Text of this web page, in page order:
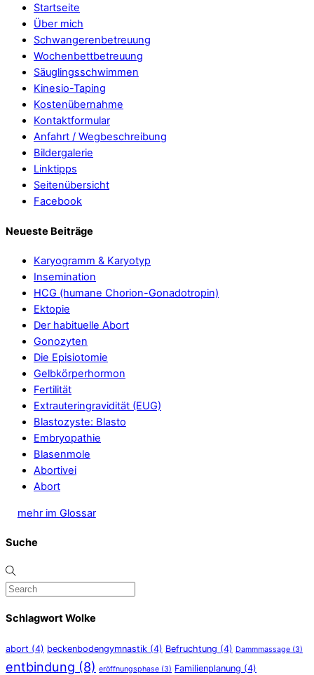
Startseite
Über mich
Schwangerenbetreuung
Wochenbettbetreuung
Säuglingsschwimmen
Kinesio-Taping
Kostenübernahme
Kontaktformular
Anfahrt / Wegbeschreibung
Bildergalerie
Linktipps
Seitenübersicht
Facebook
Neueste Beiträge
Karyogramm & Karyotyp
Insemination
HCG (humane Chorion-Gonadotropin)
Ektopie
Der habituelle Abort
Gonozyten
Die Episiotomie
Gelbkörperhormon
Fertilität
Extrauteringravidität (EUG)
Blastozyste: Blasto
Embryopathie
Blasenmole
Abortivei
Abort
mehr im Glossar
Suche
Schlagwort Wolke
abort (4) beckenbodengymnastik (4) Befruchtung (4) Dammmassage (3)
entbindung (8) eröffnungsphase (3) Familienplanung (4)